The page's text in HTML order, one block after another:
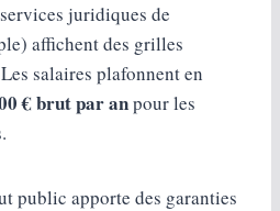
juridiques de
affichent des grilles
salaires plafonnent en
€ brut par anpour les
public apporte des garanties